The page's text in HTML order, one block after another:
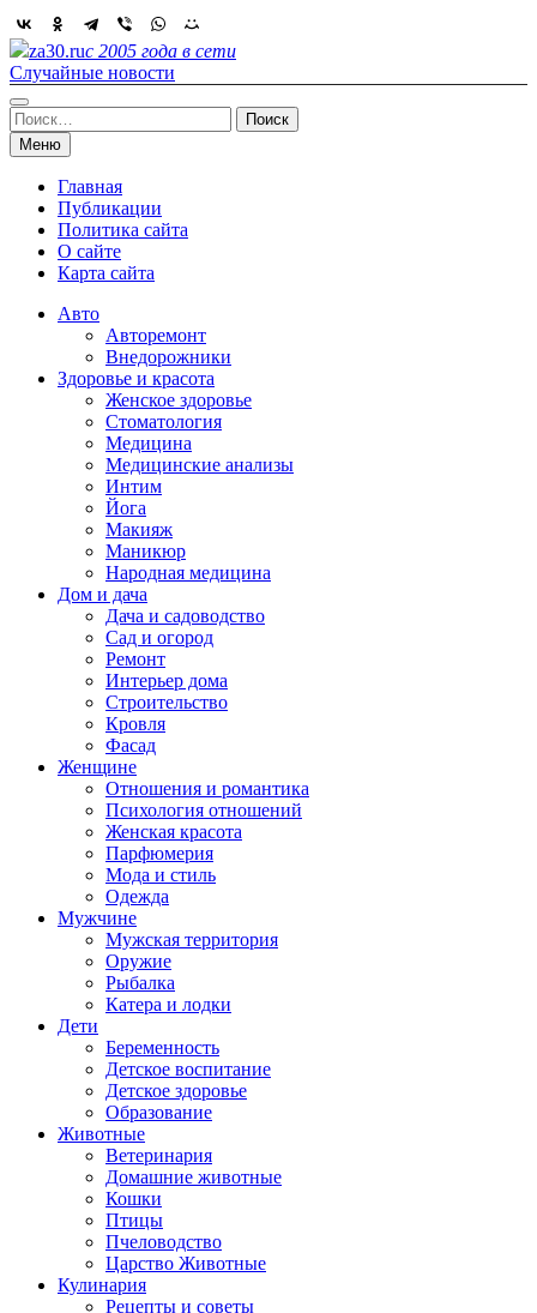
Skip
to
content
za30.ruс 2005 года в сети
Случайные новости
Найти:
Меню
Главная
Публикации
Политика сайта
О сайте
Карта сайта
Авто
Авторемонт
Внедорожники
Здоровье и красота
Женское здоровье
Стоматология
Медицина
Медицинские анализы
Интим
Йога
Макияж
Маникюр
Народная медицина
Дом и дача
Дача и садоводство
Сад и огород
Ремонт
Интерьер дома
Строительство
Кровля
Фасад
Женщине
Отношения и романтика
Психология отношений
Женская красота
Парфюмерия
Мода и стиль
Одежда
Мужчине
Мужская территория
Оружие
Рыбалка
Катера и лодки
Дети
Беременность
Детское воспитание
Детское здоровье
Образование
Животные
Ветеринария
Домашние животные
Кошки
Птицы
Пчеловодство
Царство Животные
Кулинария
Рецепты и советы